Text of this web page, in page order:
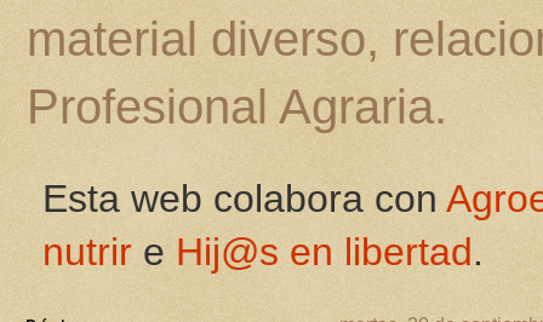
material diverso,
Profesional Agraria.
Esta web colabora con
nutrir e Hij@s en libertad.